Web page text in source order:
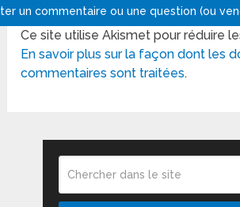
Ce site utilise Akismet pour réduire
En savoir plus sur la façon dont les
commentaires sont traitées.